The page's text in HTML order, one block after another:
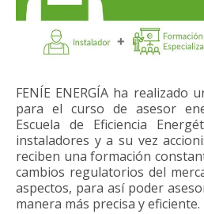
FENÍE ENERGÍA ha realizado
para el curso de asesor
Escuela de Eficiencia
instaladores y a su vez
reciben una formación
cambios regulatorios del
aspectos, para así poder
manera más precisa y